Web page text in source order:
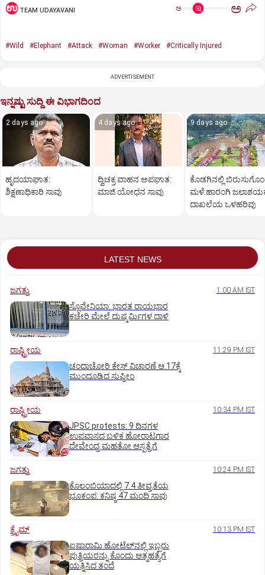
TEAM UDAYAVANI ಅ ಅ
#Wild #Elephant #Attack #Woman #Worker #Critically Injured
ADVERTISEMENT
ಇನ್ನಷ್ಟು ಸುದ್ದಿ ಈ ವಿಭಾಗದಿಂದ
2 days ago
ಹೃದಯಾಘಾತ:
ಶಿಕ್ಷಣಾಧಿಕಾರಿ ಸಾವು
4 days ago
ದ್ವಿಚಕ್ರ ವಾಹನ ಅಪಘಾತ:
ಮಾಜಿ ಯೋಧನ ಸಾವು
9 days ago
ಕೊಡಗಿನಲ್ಲಿ
ಮಳೆ:ಹಾರಂಗಿ
ದಾಖಲೆಯ ಒಳಹರಿವು
LATEST NEWS
ಜಗತ್ತು 1:00 AM IST
ಸ್ಲೊವೇನಿಯಾ: ಭಾರತ ರಾಯಭಾರ
ಕಚೇರಿ ಮೇಲೆ ದುಷ್ಕರ್ಮಿಗಳ ದಾಳಿ
ರಾಷ್ಟ್ರೀಯ 11:29 PM IST
ಚಂದಾಚೋರಿ ಕೇಸ್‌ ವಿಚಾರಣೆ ಆ.17ಕ್ಕೆ
ಮುಂದೂಡಿದ ಸುಪ್ರೀಂ
ರಾಷ್ಟ್ರೀಯ 10:34 PM IST
JPSC protests: 9 ದಿನಗಳ
ಉಪವಾಸದ ಬಳಿಕ ಹೋರಾಟಗಾರ
ದೇವೇಂದ್ರ ಮಹತೋ ಆಸ್ಪತ್ರೆಗೆ
ಜಗತ್ತು 10:24 PM IST
ಕೊಲಂಬಿಯಾದಲ್ಲಿ 7.4 ತೀವ್ರತೆಯ
ಭೂಕಂಪ: ಕನಿಷ್ಠ 47 ಮಂದಿ ಸಾವು
ಕ್ರೈಮ್ 10:13 PM IST
ಐಷಾರಾಮಿ ಹೋಟೆಲ್‌ನಲ್ಲಿ ಇಬ್ಬರು
ಪುತ್ರಿಯರನ್ನು ಕೊಂದು ಆತ್ಮಹತ್ಯೆಗೆ
ಯತ್ನಿಸಿದ ತಂದೆ